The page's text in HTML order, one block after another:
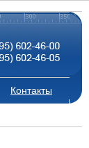
Контакты